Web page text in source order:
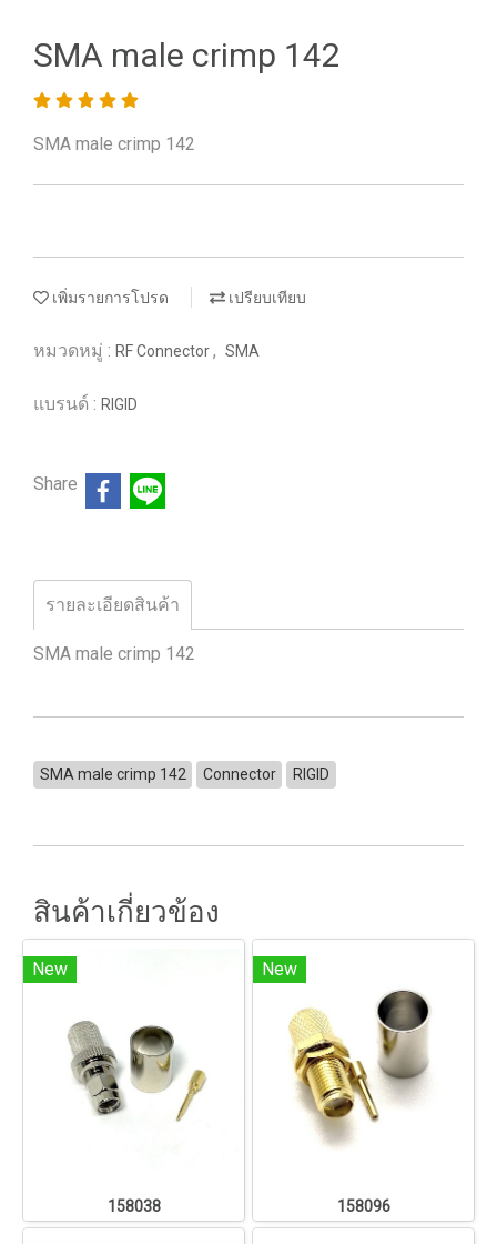
SMA male crimp 142
SMA male crimp 142
เพิ่มรายการโปรด เปรียบเทียบ
หมวดหมู่ : RF Connector, SMA
แบรนด์ : RIGID
Share
รายละเอียดสินค้า
SMA male crimp 142
SMA male crimp 142 Connector RIGID
สินค้าเกี่ยวข้อง
New
158038
New
158096